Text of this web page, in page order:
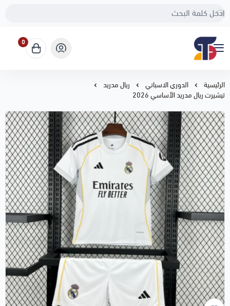
Sport Touch
0
الرئيسية الدوري الاسباني
ريال مدريد
تيشيرت ريال مدريد الأساسي 2026